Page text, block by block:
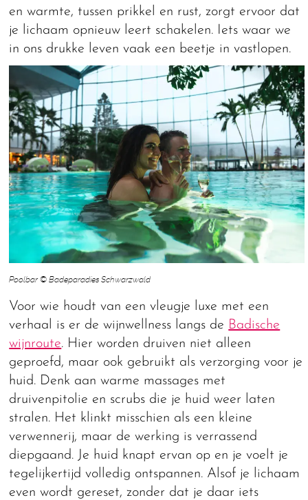
en warmte, tussen prikkel en rust, zorgt ervoor dat
je lichaam opnieuw leert schakelen. Iets waar we
in ons drukke leven vaak een beetje in vastlopen.
Poolbar © Badeparadies Schwarzwald
Voor wie houdt van een vleugje luxe met een
verhaal is er de wijnwellness langs de Badische
wijnroute. Hier worden druiven niet alleen
geproefd, maar ook gebruikt als verzorging voor je
huid. Denk aan warme massages met
druivenpitolie en scrubs die je huid weer laten
stralen. Het klinkt misschien als een kleine
verwennerij, maar de werking is verrassend
diepgaand. Je huid knapt ervan op en je voelt je
tegelijkertijd volledig ontspannen. Alsof je lichaam
even wordt gereset, zonder dat je daar iets